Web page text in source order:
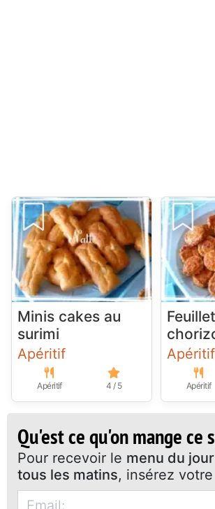
Minis cakes au
surimi
Apéritif
Apéritif 4 / 5
Apéritif
Apéritif
Qu'est ce qu'on mange ce
Pour recevoir le menu du jour
tous les matins, insérez